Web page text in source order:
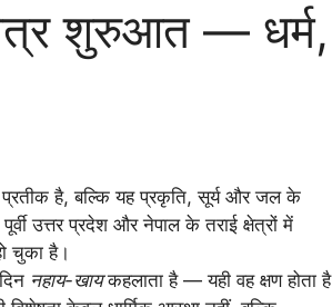
शुरुआत — धर्म,
है, बल्कि यह प्रकृति, सूर्य और जल के
उत्तर प्रदेश और नेपाल के तराई क्षेत्रों में
चुका है।
नहाय-खायकहलाता है — यही वह क्षण होता है